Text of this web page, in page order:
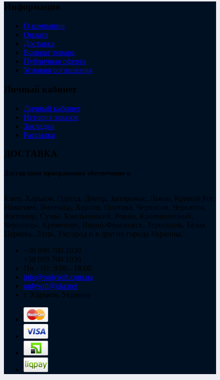
Информация
О компании
Оплата
Доставка
Возврат товара
Публичная оферта
Условия соглашения
Личный кабинет
Личный кабинет
История заказов
Закладки
Рассылка
ДОСТАВКА
Доставляем программное обеспечение в
Киев, Харьков, Одесса, Днепр, Запорожье, Львов, Кривой Рог,
Николаев, Винница, Херсон, Полтава, Чернигов, Черкассы,
Житомир, Сумы, Хмельницкий, Ровно, Кропивницкий,
Черновцы, Кременчуг, Ивано-Франковск, Тернополь, Белая
Церковь, Луцк, Ужгород и в другие города Украины.
+38 098 700 1030
+38 099 700 1030
Пн - Пт: 9:00 - 18:00
info@onlysoft.com.ua
onlysoft@ukr.net
г. Харьков, Украина